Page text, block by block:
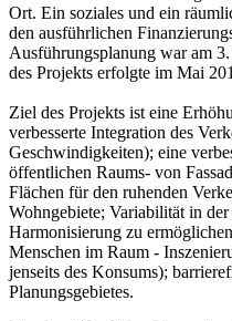
Ort. Ein soziales und ein
den ausführlichen
Ausführungsplanung war am
des Projekts erfolgte im Mai
Ziel des Projekts ist eine
verbesserte Integration des
Geschwindigkeiten); eine
öffentlichen Raums- von
Flächen für den ruhenden
Wohngebiete; Variabilität in
Harmonisierung zu
Menschen im Raum -
jenseits des Konsums);
Planungsgebietes.